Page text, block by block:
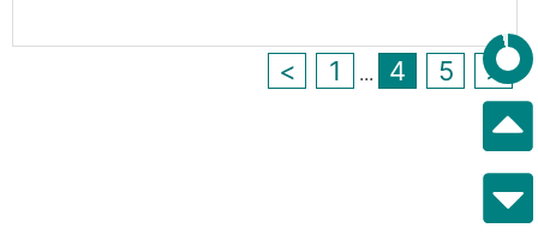
< 1 ... 4 5 >